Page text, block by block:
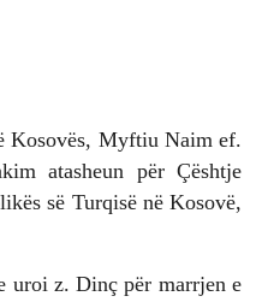
Kosovës, Myftiu Naim ef.
atasheun për Çështje
së Turqisë në Kosovë,
uroi z. Dinç për marrjen e